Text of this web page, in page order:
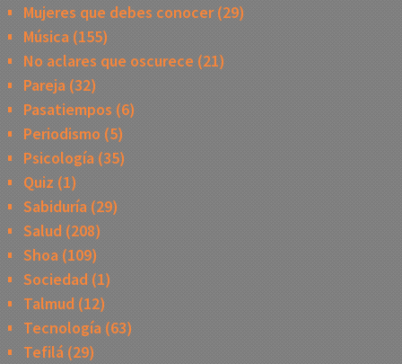
Mujeres que debes conocer(29)
Música(155)
No aclares que oscurece (21)
Pareja(32)
Pasatiempos (6)
Periodismo (5)
Psicología(35)
Quiz (1)
Sabiduría(29)
Salud (208)
Shoa(109)
Sociedad(1)
Talmud (12)
Tecnología(63)
Tefilá(29)